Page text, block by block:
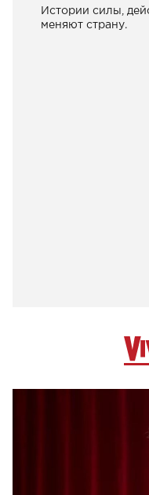
Истории силы,
меняют страну.